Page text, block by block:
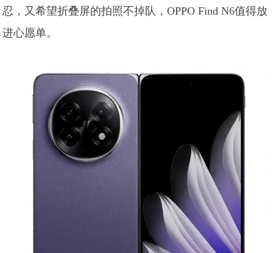
忍，又希望折叠屏的拍照不掉队，OPPO Find N6值得放
进心愿单。